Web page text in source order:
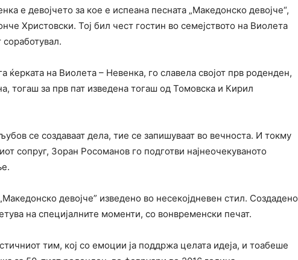
е девојчето за кое е испеана песната „Македонско девојче“,
Христовски. Тој бил чест гостин во семејството на Виолета
ќерката на Виолета – Невенка, го славела својот прв роденден,
тогаш за прв пат изведена тогаш од Томовска и Кирил
се создаваат дела, тие се запишуваат во вечноста. И токму
сопруг, Зоран Росоманов го подготви најнеочекуваното
девојче” изведено во несекојдневен стил. Создадено
на специјалните моменти, со вонвременски печат.
тим, кој со емоции ја поддржа целата идеја, и тоабеше